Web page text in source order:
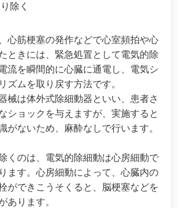
除く
心筋梗塞の発作などで心室頻拍や心
ときには、緊急処置として電気的除
流を瞬間的に心臓に通電し、電気シ
ズムを取り戻す方法です。
械は体外式除細動器といい、患者さ
ショックを与えますが、実施すると
がないため、麻酔なしで行います。
くのは、電気的除細動は心房細動で
ます。心房細動によって、心臓内の
ができこうそくると、脳梗塞などを
あります。